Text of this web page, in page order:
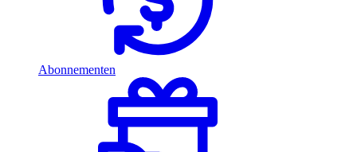
Abonnementen